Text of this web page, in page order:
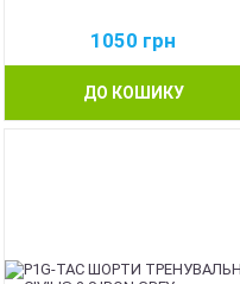
1050 грн
ДО КОШИКУ